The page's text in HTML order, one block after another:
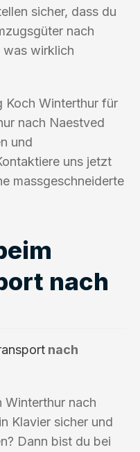
sicher, dass du
nach
was wirklich
Koch Winterthur für
nach Naestved
und
uns jetzt
massgeschneiderte
nach
nach
Winterthur nach
Klavier sicher und
Dann bist du bei